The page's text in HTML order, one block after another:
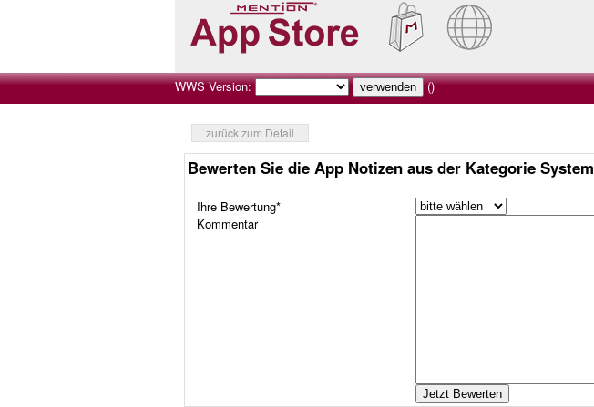
WWS Version: ()
zurück zum Detail
Bewerten Sie die App Notizen aus der Kategorie System
Ihre Bewertung*
Kommentar